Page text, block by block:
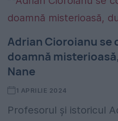
Adrian Cioroianu se
doamnă
Nane
1 APRILIE 2024
Profesorul și istoricul